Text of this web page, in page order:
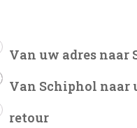
Van uw adres naar
Van Schiphol naar
retour